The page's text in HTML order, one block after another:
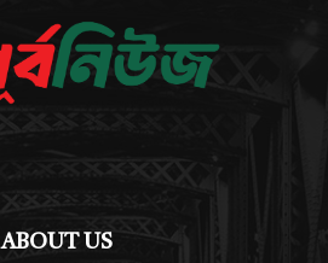
ABOUT US